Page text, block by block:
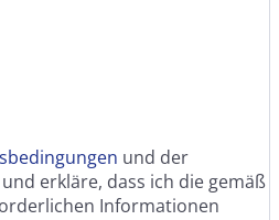
und der
erkläre, dass ich die gemäß
Informationen